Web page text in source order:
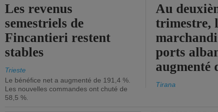
Les revenus
semestriels de
Fincantieri restent
stables
Trieste
Le bénéfice net a augmenté de 191,4 %.
Les nouvelles commandes ont chuté de
58,5 %.
Au
trimestre,
ports
augmenté
Tirana